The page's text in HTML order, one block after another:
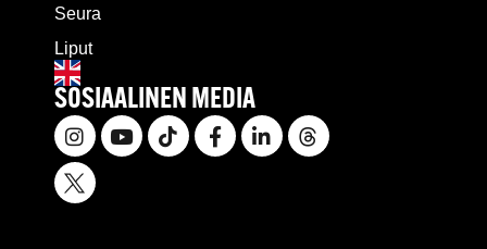
Seura
Liput
SOSIAALINEN MEDIA